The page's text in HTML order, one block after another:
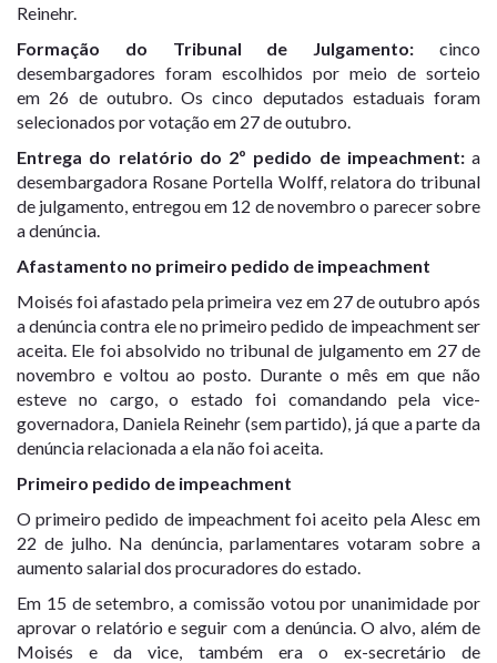
Reinehr.
Formação do Tribunal de Julgamento: cinco
desembargadores foram escolhidos por meio de sorteio
em 26 de outubro . Os cinco deputados estaduais foram
selecionados por votação em 27 de outubro.
Entrega do relatório do 2º pedido de impeachment:a
desembargadora Rosane Portella Wolff, relatora do tribunal
de julgamento, entregou em 12 de novembro o parecer sobre
a denúncia
Afastamento no primeiro pedido de impeachment
Moisés foi afastado pela primeira vez em 27 de outubro após
a denúncia contra ele no primeiro pedido de impeachment ser
aceita. Ele foiabsolvido no tribunal de julgamento em 27 de
novembro e voltou ao posto. Durante o mês em que não
esteve no cargo, o estado foi comandando pela vice-
governadora Daniela Reinehr (sem partido), já que a parte da
denúncia relacionada a ela não foi aceita.
Primeiro pedido de impeachment
O primeiro pedido de impeachment foiaceito pela Alesc em
22 de julho . Na denúncia, parlamentares votaram sobre a
aumento salarial dos procuradores do estado.
Em 15 de setembro, a comissão votou por unanimidade por
aprovar o relatório e seguir com a denúncia. O alvo, além de
Moisés e da vice, também era o ex-secretário de